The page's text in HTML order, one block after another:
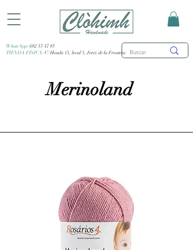
WhatsApp: 682 53 47 85
TIENDA FÍSICA: C/ Honda 15, local 3, Jerez de la Frontera
Merinoland